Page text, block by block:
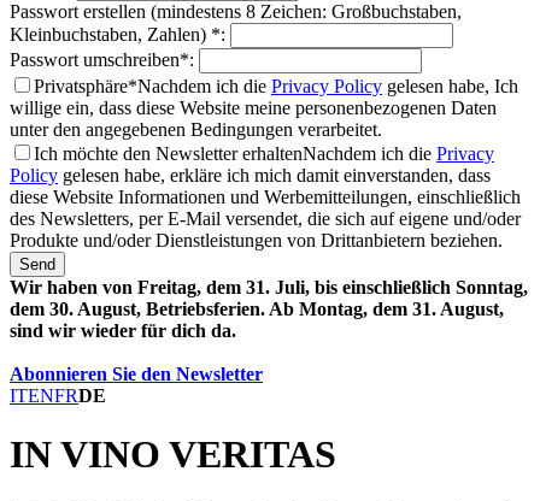
Passwort erstellen (mindestens 8 Zeichen: Großbuchstaben,
Kleinbuchstaben, Zahlen) *:
Passwort umschreiben*:
Privatsphäre*Nachdem ich die Privacy Policy gelesen habe, Ich
willige ein, dass diese Website meine personenbezogenen Daten
unter den angegebenen Bedingungen verarbeitet.
Ich möchte den Newsletter erhaltenNachdem ich die Privacy
Policy gelesen habe, erkläre ich mich damit einverstanden, dass
diese Website Informationen und Werbemitteilungen, einschließlich
des Newsletters, per E-Mail versendet, die sich auf eigene und/oder
Produkte und/oder Dienstleistungen von Drittanbietern beziehen.
Send
Wir haben von Freitag, dem 31. Juli, bis einschließlich Sonntag,
dem 30. August, Betriebsferien. Ab Montag, dem 31. August,
sind wir wieder für dich da.
Abonnieren Sie den Newsletter
ITENFRDE
IN VINO VERITAS